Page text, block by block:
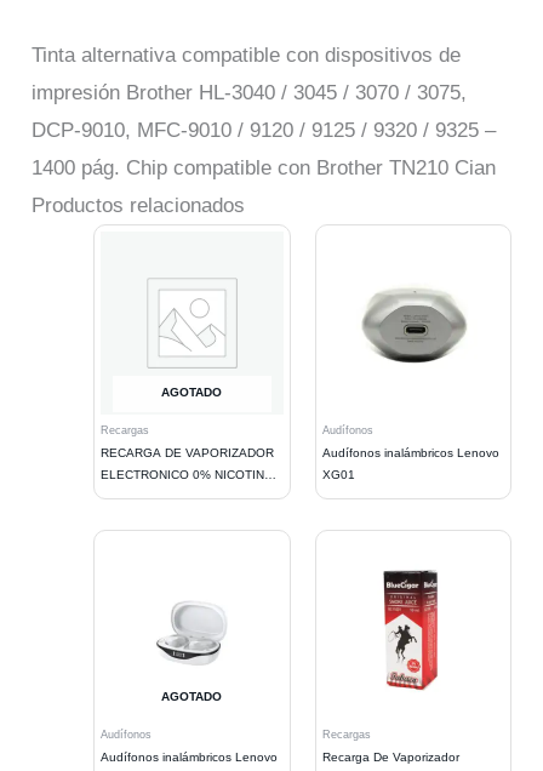
Tinta alternativa compatible con dispositivos de
impresión Brother HL-3040 / 3045 / 3070 / 3075,
DCP-9010, MFC-9010 / 9120 / 9125 / 9320 / 9325 –
1400 pág. Chip compatible con Brother TN210 Cian
Productos relacionados
AGOTADO
Recargas
RECARGA DE VAPORIZADOR
ELECTRONICO 0% NICOTINA /
100ML / NASTY JUICE
Audífonos
Audífonos inalámbricos Lenovo
XG01
AGOTADO
Audífonos
Audífonos inalámbricos Lenovo
Recargas
Recarga De Vaporizador